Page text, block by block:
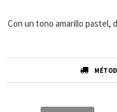
Con un tono amarillo pastel,